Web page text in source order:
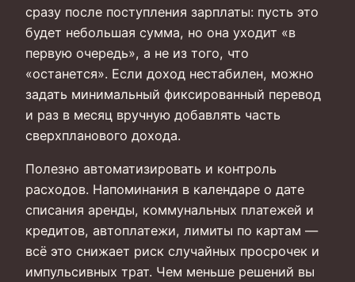
сразу после поступления зарплаты: пусть это
будет небольшая сумма, но она уходит «в
первую очередь», а не из того, что
«останется». Если доход нестабилен, можно
задать минимальный фиксированный перевод
и раз в месяц вручную добавлять часть
сверхпланового дохода.
Полезно автоматизировать и контроль
расходов. Напоминания в календаре о дате
списания аренды, коммунальных платежей и
кредитов, автоплатежи, лимиты по картам —
всё это снижает риск случайных просрочек и
импульсивных трат. Чем меньше решений вы